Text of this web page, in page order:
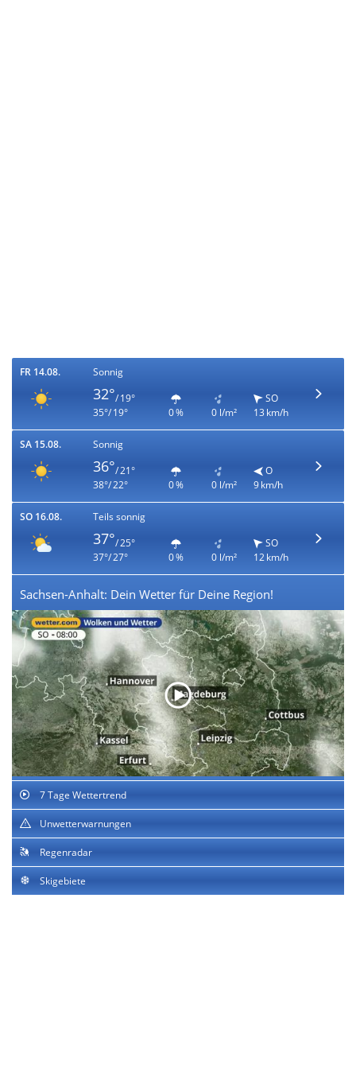
FR 14.08. Sonnig
32°/ 19°
35°/ 19°
0 % 0 l/m²
SO
13 km/h
SA 15.08. Sonnig
36°/ 21°
38°/ 22°
0 % 0 l/m²
O
9 km/h
SO 16.08. Teils sonnig
37°/ 25°
37°/ 27°
0 % 0 l/m²
SO
12 km/h
Sachsen-Anhalt: Dein Wetter für Deine Region!
7 Tage Wettertrend
Unwetterwarnungen
Regenradar
Skigebiete